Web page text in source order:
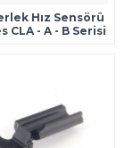
Hız Sensörü
CLA - A - B Serisi